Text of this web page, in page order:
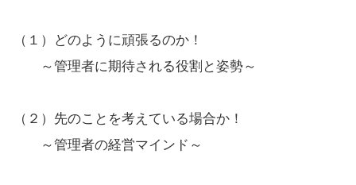
（１）どのように頑張るのか！
～管理者に期待される役割と姿勢～
（２）先のことを考えている場合か！
～管理者の経営マインド～